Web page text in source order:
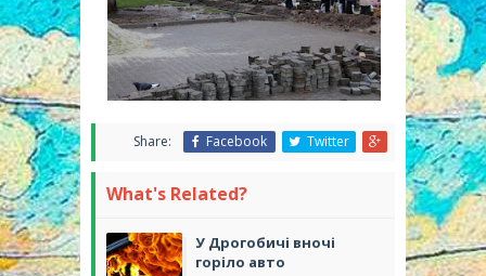
Share: Facebook Twitter
What's Related?
У Дрогобичі вночі
горіло авто